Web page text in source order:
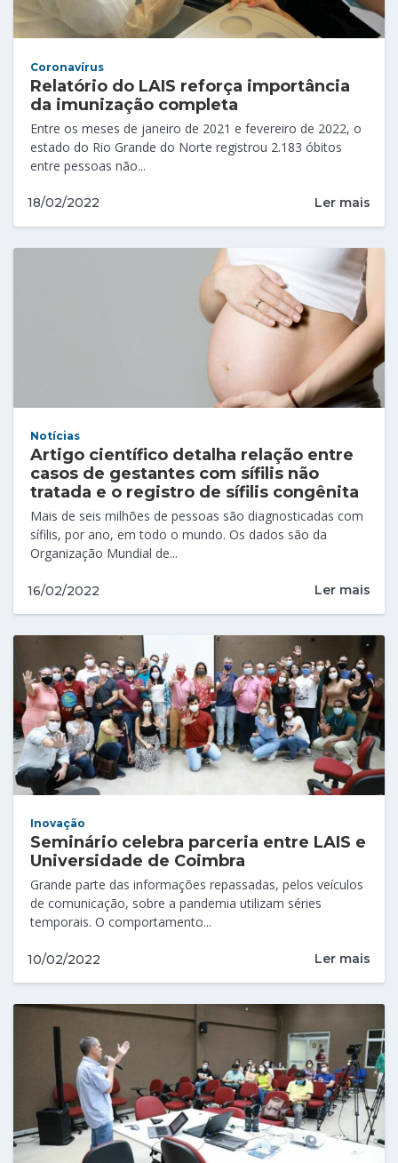
Coronavírus
Relatório do LAIS reforça importância
da imunização completa
Entre os meses de janeiro de 2021 e fevereiro de 2022, o
estado do Rio Grande do Norte registrou 2.183 óbitos
entre pessoas não...
18/02/2022 Ler mais
Notícias
Artigo científico detalha relação entre
casos de gestantes com sífilis não
tratada e o registro de sífilis congênita
Mais de seis milhões de pessoas são diagnosticadas com
sífilis, por ano, em todo o mundo. Os dados são da
Organização Mundial de...
16/02/2022 Ler mais
Inovação
Seminário celebra parceria entre LAIS e
Universidade de Coimbra
Grande parte das informações repassadas, pelos veículos
de comunicação, sobre a pandemia utilizam séries
temporais. O comportamento...
10/02/2022 Ler mais